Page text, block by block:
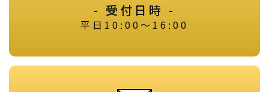
- 受付日時 -
平日10:00～16:00